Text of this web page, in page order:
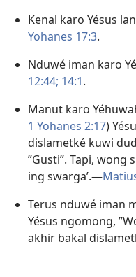
Kenal karo Yésus
Yohanes 17:3.
Nduwé iman karo
12:44; 14:1.
Manut karo
1 Yohanes 2:​17)
dislametké kuwi
”Gusti”. Tapi, wong
ing swarga’.​—
Terus nduwé iman
Yésus ngomong,
akhir bakal